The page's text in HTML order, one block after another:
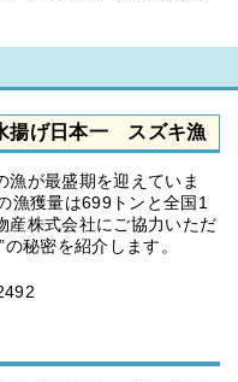
揚げ日本一 スズキ漁
が最盛期を迎えていま
漁獲量は699トンと全国1
産株式会社にご協力いただ
秘密を紹介します。